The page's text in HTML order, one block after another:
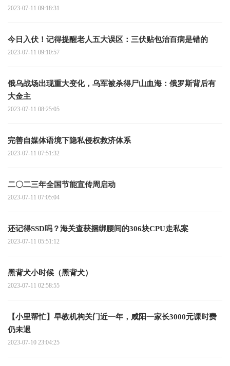
2023-07-11 09:18:31
今日入伏！记得提醒老人五大误区：三伏贴包治百病是错的
2023-07-11 09:10:57
俄乌战场出现重大变化，乌军被杀得尸山血海：俄罗斯背后有
大金主
2023-07-11 08:25:05
完善自媒体语境下隐私侵权救济体系
2023-07-11 07:51:32
二〇二三年全国节能宣传周启动
2023-07-11 07:05:04
还记得SSD吗？海关查获捆绑腰间的306块CPU走私案
2023-07-11 05:51:12
黑背犬小时候（黑背犬）
2023-07-11 02:58:55
【小里帮忙】早教机构关门近一年，咸阳一家长3000元课时费
仍未退
2023-07-10 23:04:25